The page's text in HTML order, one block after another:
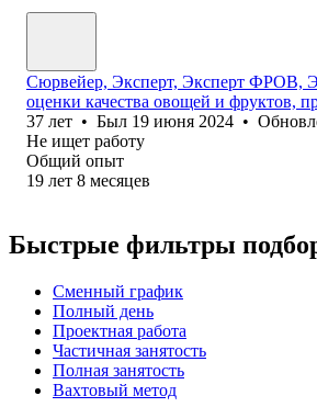
Сюрвейер, Эксперт, Эксперт ФРОВ,
оценки качества овощей и фруктов,
37 лет • Был 19 июня 2024 •
Не ищет работу
Общий опыт
19 лет 8 месяцев
Быстрые фильтры
Сменный график
Полный день
Проектная работа
Частичная занятость
Полная занятость
Вахтовый метод